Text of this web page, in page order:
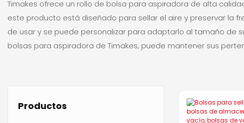
Timakes ofrece un rollo de bolsa para aspiradora de alta
este producto está diseñado para sellar el aire y preservar la
de usar y se puede personalizar para adaptarlo al tamaño de
bolsas para aspiradora de Timakes, puede mantener sus
Productos